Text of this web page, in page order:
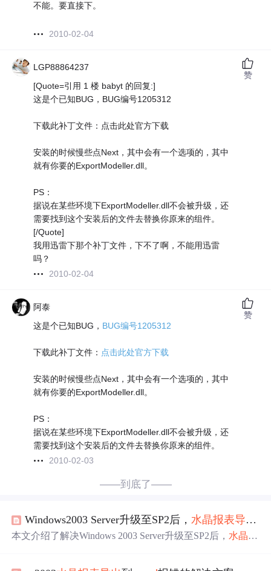
不能。要直接下。
2010-02-04
LGP88864237
[Quote=引用 1 楼 babyt 的回复:]
这是个已知BUG，BUG编号1205312
下载此补丁文件：点击此处官方下载
安装的时候慢些点Next，其中会有一个选项的，其中
就有你要的ExportModeller.dll。
PS：
据说在某些环境下ExportModeller.dll不会被升级，还
需要找到这个安装后的文件去替换你原来的组件。
[/Quote]
我用迅雷下那个补丁文件，下不了啊，不能用迅雷
吗？
2010-02-04
赞
阿泰
这是个已知BUG， BUG编号1205312
下载此补丁文件： 点击此处官方下载
安装的时候慢些点Next，其中会有一个选项的，其中
就有你要的ExportModeller.dll。
PS：
据说在某些环境下ExportModeller.dll不会被升级，还
需要找到这个安装后的文件去替换你原来的组件。
2010-02-03
赞
——到底了——
Windows2003 Server升级至SP2后，水晶报表导出
本文介绍了解决Windows 2003 Server升级至SP2后， 水晶报